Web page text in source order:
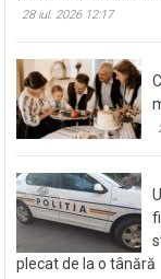
28 iul. 2026 12:17
plecat de la o tânără